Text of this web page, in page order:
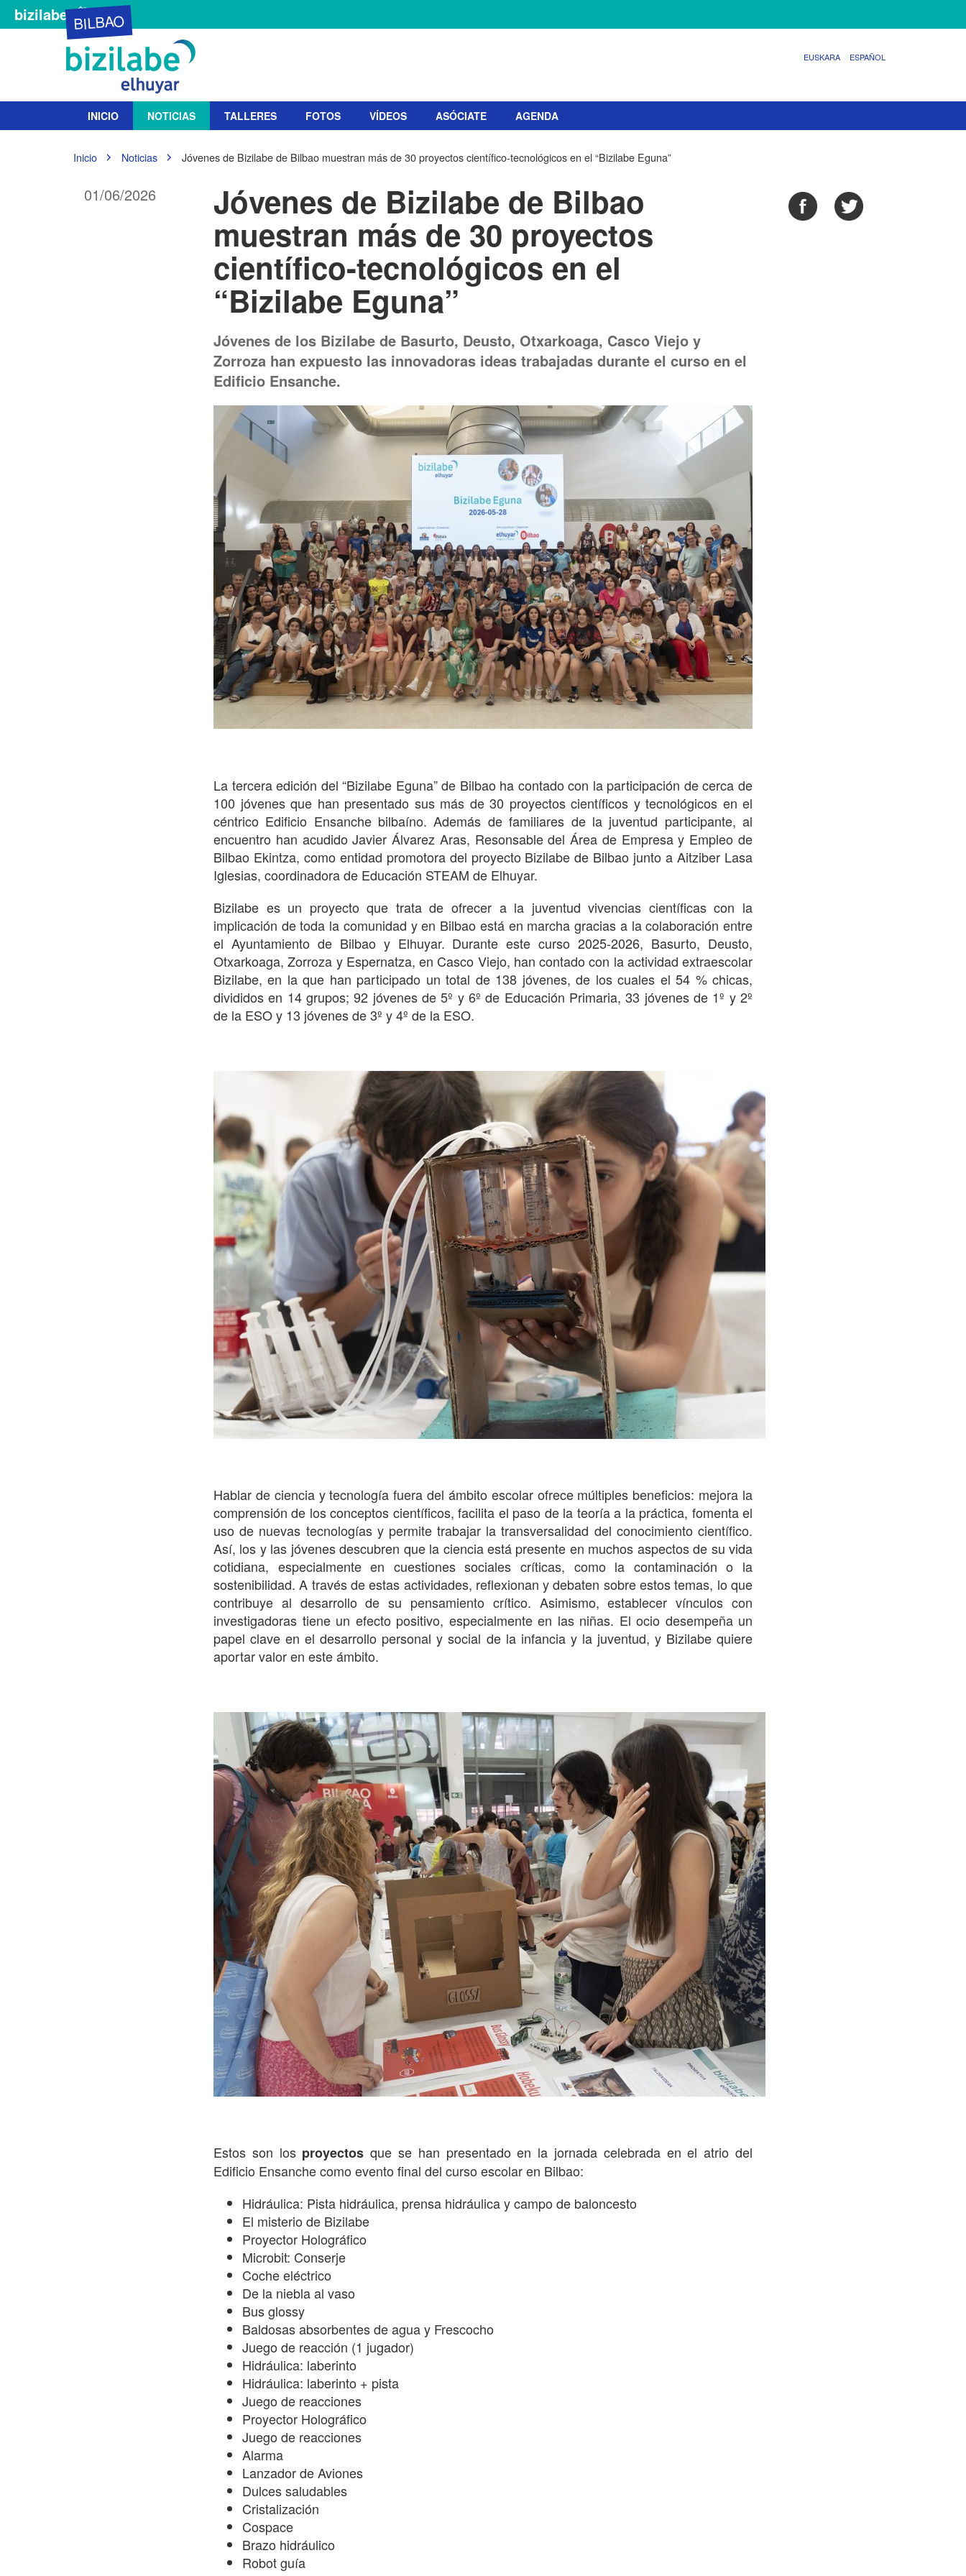
bizilabe
EUSKARA ESPAÑOL
BILBAO
INICIO NOTICIAS TALLERES FOTOS VÍDEOS ASÓCIATE AGENDA
U
Inicio Noticias Jóvenes de Bizilabe de Bilbao muestran más de 30 proyectos científico-tecnológicos en el “Bizilabe Eguna”
01/06/2026 Jóvenes de Bizilabe de Bilbao
muestran más de 30 proyectos
científico-tecnológicos en el
“Bizilabe Eguna”
Jóvenes de los Bizilabe de Basurto, Deusto, Otxarkoaga, Casco Viejo y
Zorroza han expuesto las innovadoras ideas trabajadas durante el curso en el
Edificio Ensanche.
La tercera edición del “Bizilabe Eguna” de Bilbao ha contado con la participación de cerca de
100 jóvenes que han presentado sus más de 30 proyectos científicos y tecnológicos en el
céntrico Edificio Ensanche bilbaíno. Además de familiares de la juventud participante, al
encuentro han acudido Javier Álvarez Aras, Resonsable del Área de Empresa y Empleo de
Bilbao Ekintza, como entidad promotora del proyecto Bizilabe de Bilbao junto a Aitziber Lasa
Iglesias, coordinadora de Educación STEAM de Elhuyar.
Bizilabe es un proyecto que trata de ofrecer a la juventud vivencias científicas con la
implicación de toda la comunidad y en Bilbao está en marcha gracias a la colaboración entre
el Ayuntamiento de Bilbao y Elhuyar. Durante este curso 2025-2026, Basurto, Deusto,
Otxarkoaga, Zorroza y Espernatza, en Casco Viejo, han contado con la actividad extraescolar
Bizilabe, en la que han participado un total de 138 jóvenes, de los cuales el 54 % chicas,
divididos en 14 grupos; 92 jóvenes de 5º y 6º de Educación Primaria, 33 jóvenes de 1º y 2º
de la ESO y 13 jóvenes de 3º y 4º de la ESO.
Hablar de ciencia y tecnología fuera del ámbito escolar ofrece múltiples beneficios: mejora la
comprensión de los conceptos científicos, facilita el paso de la teoría a la práctica, fomenta el
uso de nuevas tecnologías y permite trabajar la transversalidad del conocimiento científico.
Así, los y las jóvenes descubren que la ciencia está presente en muchos aspectos de su vida
cotidiana, especialmente en cuestiones sociales críticas, como la contaminación o la
sostenibilidad. A través de estas actividades, reflexionan y debaten sobre estos temas, lo que
contribuye al desarrollo de su pensamiento crítico. Asimismo, establecer vínculos con
investigadoras tiene un efecto positivo, especialmente en las niñas. El ocio desempeña un
papel clave en el desarrollo personal y social de la infancia y la juventud, y Bizilabe quiere
aportar valor en este ámbito.
Estos son los proyectos que se han presentado en la jornada celebrada en el atrio del
Edificio Ensanche como evento final del curso escolar en Bilbao:
Hidráulica: Pista hidráulica, prensa hidráulica y campo de baloncesto
El misterio de Bizilabe
Proyector Holográfico
Microbit: Conserje
Coche eléctrico
De la niebla al vaso
Bus glossy
Baldosas absorbentes de agua y Frescocho
Juego de reacción (1 jugador)
Hidráulica: laberinto
Hidráulica: laberinto + pista
Juego de reacciones
Proyector Holográfico
Juego de reacciones
Alarma
Lanzador de Aviones
Dulces saludables
Cristalización
Cospace
Brazo hidráulico
Robot guía